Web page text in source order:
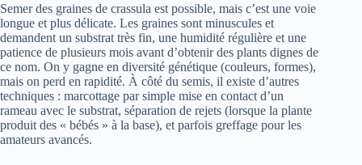
Semer des graines de crassula est possible, mais c’est une voie
longue et plus délicate. Les graines sont minuscules et
demandent un substrat très fin, une humidité régulière et une
patience de plusieurs mois avant d’obtenir des plants dignes de
ce nom. On y gagne en diversité génétique (couleurs, formes),
mais on perd en rapidité. À côté du semis, il existe d’autres
techniques : marcottage par simple mise en contact d’un
rameau avec le substrat, séparation de rejets (lorsque la plante
produit des « bébés » à la base), et parfois greffage pour les
amateurs avancés.